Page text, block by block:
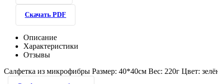
Скачать PDF
Описание
Характеристики
Отзывы
Салфетка из микрофибры Размер: 40*40см Вес: 220г Цвет: